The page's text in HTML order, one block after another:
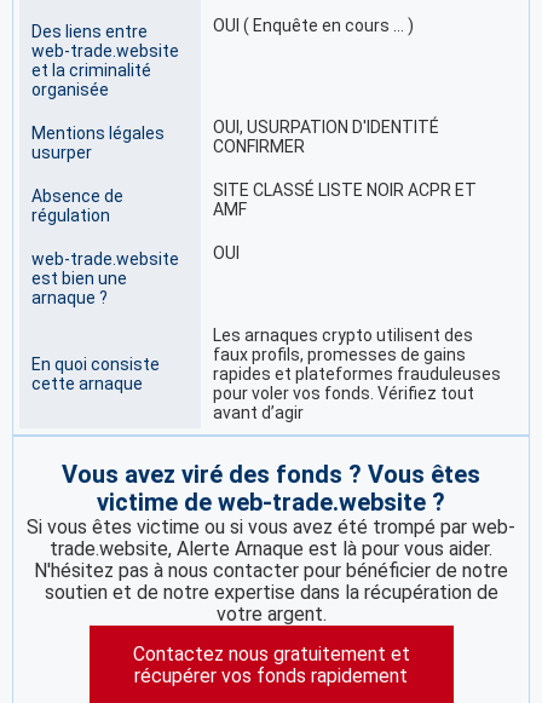
Des liens entre
web-trade.website
et la criminalité
organisée
OUI ( Enquête en cours … )
Mentions légales
usurper
OUI, USURPATION D'IDENTITÉ
CONFIRMER
Absence de
régulation
SITE CLASSÉ LISTE NOIR ACPR ET
AMF
web-trade.website
est bien une
arnaque ?
OUI
En quoi consiste
cette arnaque
Les arnaques crypto utilisent des
faux profils, promesses de gains
rapides et plateformes frauduleuses
pour voler vos fonds. Vérifiez tout
avant d’agir
Vous avez viré des fonds ? Vous êtes
victime de web-trade.website ?
Si vous êtes victime ou si vous avez été trompé par web-
trade.website, Alerte Arnaque est là pour vous aider.
N'hésitez pas à nous contacter pour bénéficier de notre
soutien et de notre expertise dans la récupération de
votre argent.
Contactez nous gratuitement et
récupérer vos fonds rapidement